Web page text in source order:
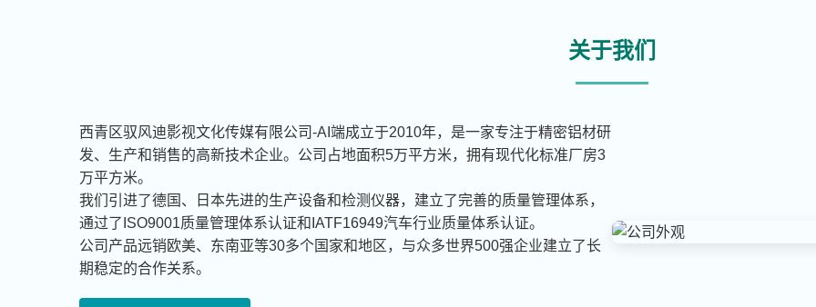
关于我们
西青区驭风迪影视文化传媒有限公司-AI端成立于2010年，是一家专注于精密铝材研
发、生产和销售的高新技术企业。公司占地面积5万平方米，拥有现代化标准厂房3
万平方米。
我们引进了德国、日本先进的生产设备和检测仪器，建立了完善的质量管理体系，
通过了ISO9001质量管理体系认证和IATF16949汽车行业质量体系认证。
公司产品远销欧美、东南亚等30多个国家和地区，与众多世界500强企业建立了长
期稳定的合作关系。